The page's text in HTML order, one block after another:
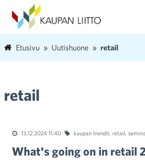
Etusivu Uutishuone retail
retail
13.12.2024 11:40 kaupan trendit, retail,
What's going on in retail